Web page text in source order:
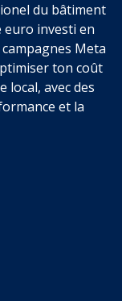
du bâtiment
investi en
Meta
ton coût
local, avec des
et la